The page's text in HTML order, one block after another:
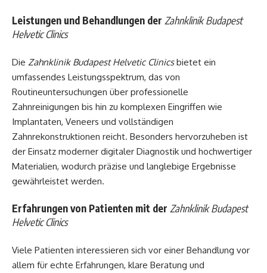
Leistungen und Behandlungen der Zahnklinik Budapest
Helvetic Clinics
Die Zahnklinik Budapest Helvetic Clinicsbietet ein
umfassendes Leistungsspektrum, das von
Routineuntersuchungen über professionelle
Zahnreinigungen bis hin zu komplexen Eingriffen wie
Implantaten, Veneers und vollständigen
Zahnrekonstruktionen reicht. Besonders hervorzuheben ist
der Einsatz moderner digitaler Diagnostik und hochwertiger
Materialien, wodurch präzise und langlebige Ergebnisse
gewährleistet werden.
Erfahrungen von Patienten mit der Zahnklinik Budapest
Helvetic Clinics
Viele Patienten interessieren sich vor einer Behandlung vor
allem für echte Erfahrungen, klare Beratung und